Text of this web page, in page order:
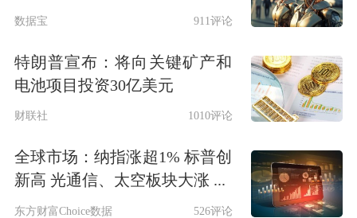
数据宝 911评论
特朗普宣布：将向关键矿产和
电池项目投资30亿美元
财联社 1010评论
全球市场：纳指涨超1% 标普创
新高 光通信、太空板块大涨 ...
东方财富Choice数据 526评论